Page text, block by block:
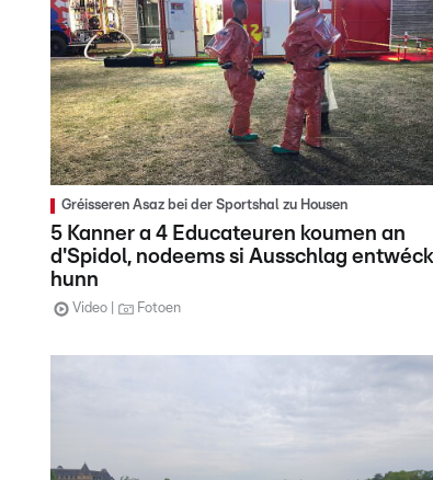
Gréisseren Asaz bei der Sportshal zu Housen
5 Kanner a 4 Educateuren koumen an
d'Spidol, nodeems si Ausschlag
hunn
Video Fotoen